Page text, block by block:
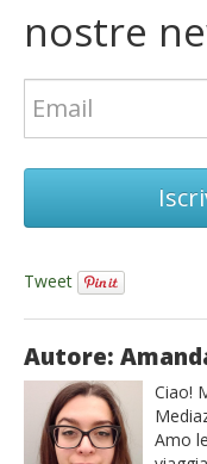
nostre
Tweet
Autore:
Ciao!
Amo